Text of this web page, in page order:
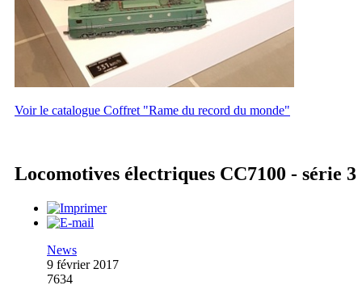
Voir le catalogue Coffret "Rame du record du monde"
Locomotives électriques CC7100 - série 3
News
9 février 2017
7634